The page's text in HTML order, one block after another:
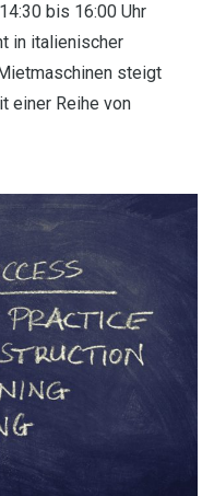
bis 16:00 Uhr
in italienischer
steigt
einer Reihe von